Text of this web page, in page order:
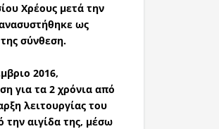
Χρέους μετά την
ως
σύνθεση.
2016,
για τα 2 χρόνια από
λειτουργίας του
αιγίδα της, μέσω